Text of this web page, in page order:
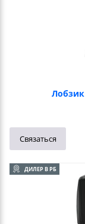
Лобзик
Связаться
ДИЛЕР В РБ